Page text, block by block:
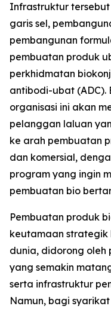
Infrastruktur
garis sel,
pembangunan
pembuatan produk
perkhidmatan
antibodi-ubat
organisasi ini akan
pelanggan laluan
ke arah pembuatan
dan komersial,
program yang ingin
pembuatan bio
Pembuatan produk
keutamaan strategik
dunia, didorong oleh
yang semakin
serta infrastruktur
Namun, bagi